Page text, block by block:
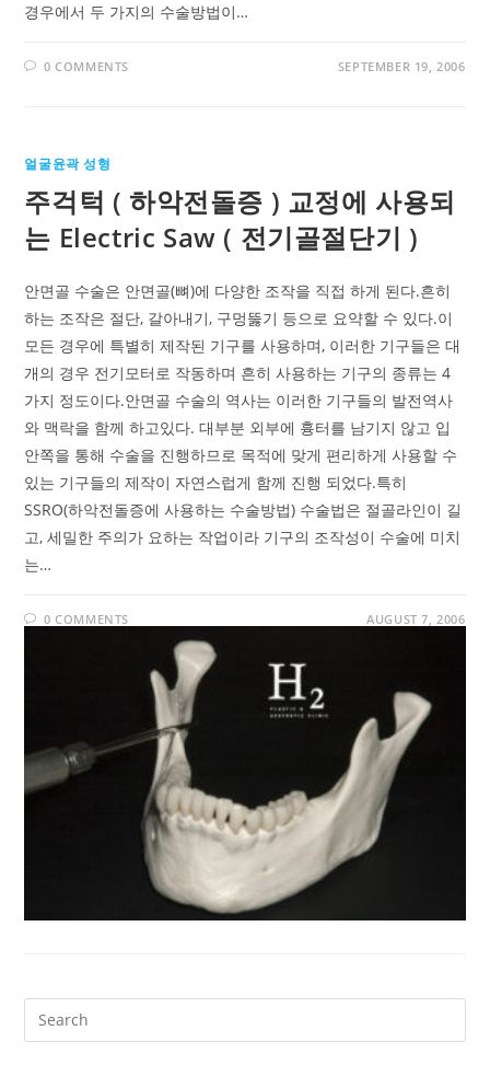
경우에서 두 가지의 수술방법이…
0 COMMENTS SEPTEMBER 19, 2006
얼굴윤곽 성형
주걱턱 ( 하악전돌증 ) 교정에 사용되
는 Electric Saw ( 전기골절단기 )
안면골 수술은 안면골(뼈)에 다양한 조작을 직접 하게 된다.흔히
하는 조작은 절단, 갈아내기, 구멍뚫기 등으로 요약할 수 있다.이
모든 경우에 특별히 제작된 기구를 사용하며, 이러한 기구들은 대
개의 경우 전기모터로 작동하며 흔히 사용하는 기구의 종류는 4
가지 정도이다.안면골 수술의 역사는 이러한 기구들의 발전역사
와 맥락을 함께 하고있다. 대부분 외부에 흉터를 남기지 않고 입
안쪽을 통해 수술을 진행하므로 목적에 맞게 편리하게 사용할 수
있는 기구들의 제작이 자연스럽게 함께 진행 되었다.특히
SSRO(하악전돌증에 사용하는 수술방법) 수술법은 절골라인이 길
고, 세밀한 주의가 요하는 작업이라 기구의 조작성이 수술에 미치
는…
0 COMMENTS AUGUST 7, 2006